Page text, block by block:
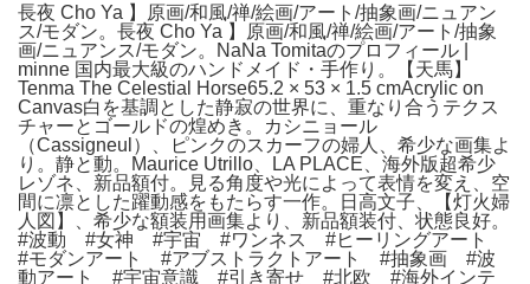
長夜 Cho Ya 】原画/和風/禅/絵画/アート/抽象画/ニュアン
ス/モダン。長夜 Cho Ya 】原画/和風/禅/絵画/アート/抽象
画/ニュアンス/モダン。NaNa Tomitaのプロフィール |
minne 国内最大級のハンドメイド・手作り。【天馬】
Tenma The Celestial Horse65.2 × 53 × 1.5 cmAcrylic on
Canvas白を基調とした静寂の世界に、重なり合うテクス
チャーとゴールドの煌めき。カシニョール
（Cassigneul）、ピンクのスカーフの婦人、希少な画集よ
り。静と動。Maurice Utrillo、LA PLACE、海外版超希少
レゾネ、新品額付。見る角度や光によって表情を変え、空
間に凛とした躍動感をもたらす一作。日高文子、【灯火婦
人図】、希少な額装用画集より、新品額装付、状態良好。
#波動 #女神 #宇宙 #ワンネス #ヒーリングアート
#モダンアート #アブストラクトアート #抽象画 #波
動アート #宇宙意識 #引き寄せ #北欧 #海外インテ